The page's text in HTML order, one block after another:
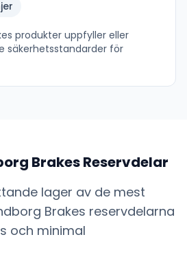
produkter uppfyller eller
säkerhetsstandarder för
BrakesReservdelar
lager av de mest
Brakes reservdelarna
och minimal